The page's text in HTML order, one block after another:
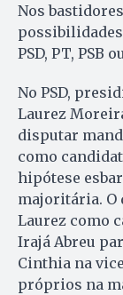
Nos
possibilidades
PSD, PT, PSB
No PSD,
Laurez
disputar
como
hipótese
majoritária. O
Laurez como
Irajá Abreu
Cinthia na
próprios na